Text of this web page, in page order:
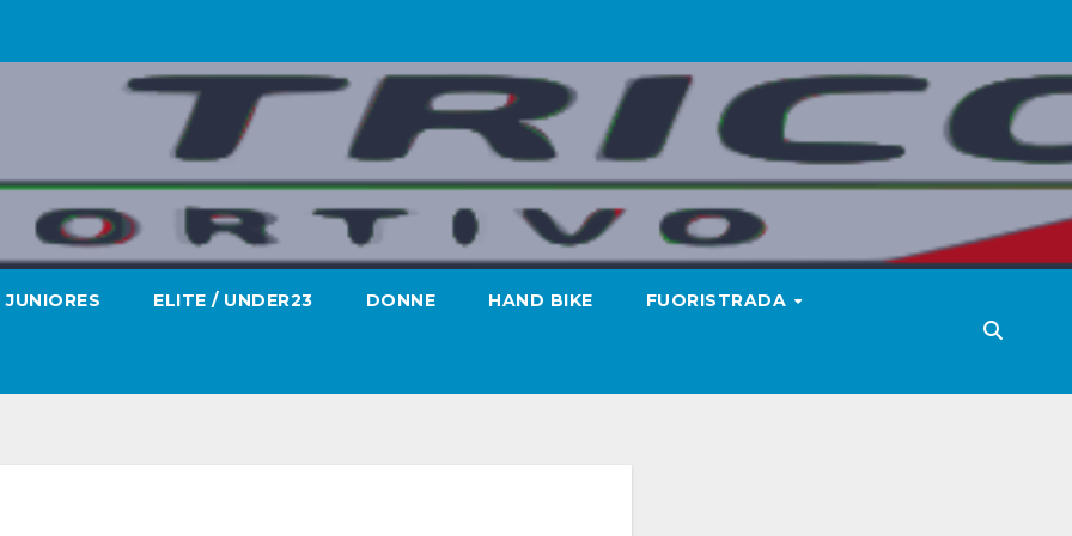
JUNIORES ELITE / UNDER23 DONNE HAND BIKE FUORISTRADA